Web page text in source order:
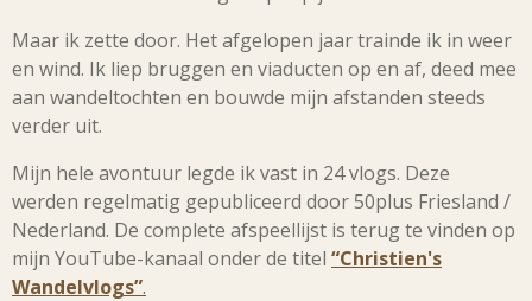
Maar ik zette door. Het afgelopen jaar trainde ik in weer
en wind. Ik liep bruggen en viaducten op en af, deed mee
aan wandeltochten en bouwde mijn afstanden steeds
verder uit.
Mijn hele avontuur legde ik vast in 24 vlogs. Deze
werden regelmatig gepubliceerd door 50plus Friesland /
Nederland. De complete afspeellijst is terug te vinden op
mijn YouTube-kanaal onder de titel “Christien's
Wandelvlogs”.